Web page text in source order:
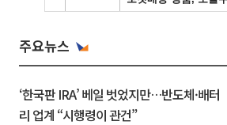
주요뉴스
‘한국판 IRA’ 베일 벗었지만…반도체·배터
리 업계 “시행령이 관건”